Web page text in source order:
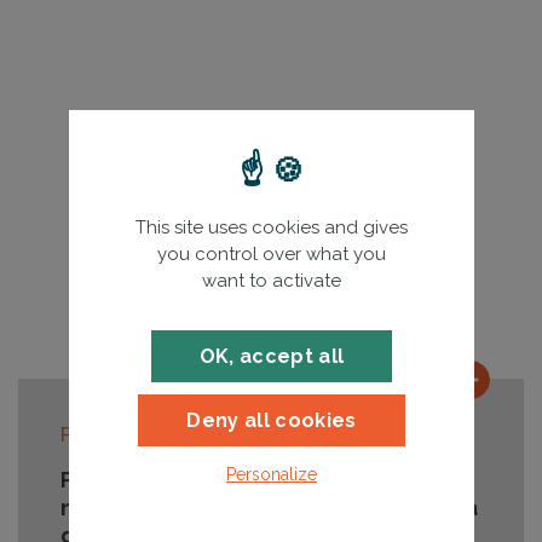
Publié le 02/12/2025
Parce que l’entretien des PAC est
nécessaire à leur performance dans la
durée, FEEBAT lance la formation
Lire
This site uses cookies and gives
you control over what you
want to activate
OK, accept all
Deny all cookies
Personalize